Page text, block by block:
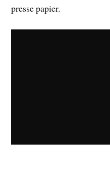
presse papier.